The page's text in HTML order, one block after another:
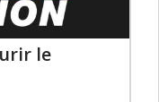
le